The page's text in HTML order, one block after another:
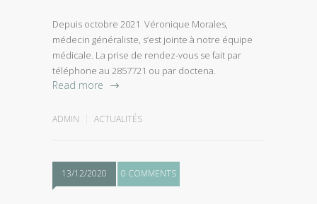
Depuis octobre 2021 Véronique Morales,
médecin généraliste, s’est jointe à notre équipe
médicale. La prise de rendez-vous se fait par
téléphone au 2857721 ou par doctena.
Read more
ADMIN ACTUALITÉS
13/12/2020 0 COMMENTS